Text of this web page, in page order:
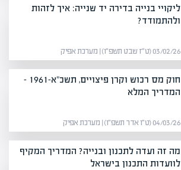
ליקויי בנייה בדירה יד שנייה: איך לזהות
ולהתמודד?
03/02/26 (ט״ז שבט תשפ״ו) | מערכת אפיק
חוק מס רכוש וקרן פיצויים, תשכ"א-1961 –
המדריך המלא
04/03/26 (ט״ו אדר תשפ״ו) | מערכת אפיק
מה זה ועדה לתכנון ובנייה? המדריך המקיף
לוועדות התכנון בישראל